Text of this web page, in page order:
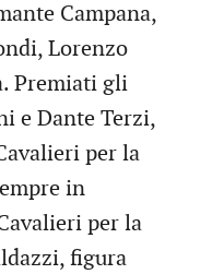
Campana,
Lorenzo
Premiati gli
e Dante Terzi,
per la
in
per la
figura